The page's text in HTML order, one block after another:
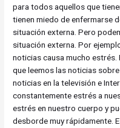
para todos aquellos que
tienen miedo de enfermarse
situación externa. Pero
situación externa. Por
noticias causa mucho estrés.
que leemos las noticias
noticias en la televisión e
constantemente estrés a
estrés en nuestro cuerpo y
desborde muy rápidamente.